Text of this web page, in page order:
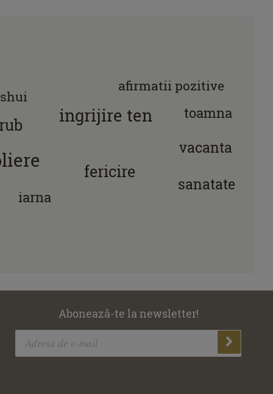
ingrijire ten
fericire
sanatate
vacanta
toamna
iarna
afirmatii pozitive
Abonează-te la newsletter!